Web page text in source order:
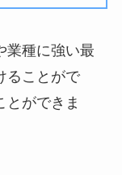
業種に強い最
ることがで
とができま